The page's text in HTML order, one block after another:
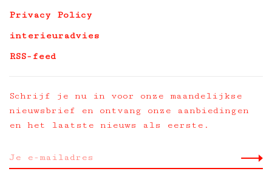
Privacy Policy
interieuradvies
RSS-feed
Schrijf je nu in voor onze maandelijkse
nieuwsbrief en ontvang onze aanbiedingen
en het laatste nieuws als eerste.